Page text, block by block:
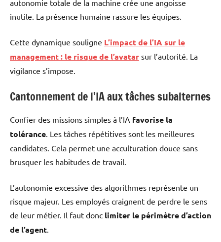
autonomie totale de la machine crée une angoisse
inutile. La présence humaine rassure les équipes.
Cette dynamique souligne L’impact de l’IA sur le
management : le risque de l’avatar sur l’autorité. La
vigilance s’impose.
Cantonnement de l’IA aux tâches subalternes
Confier des missions simples à l’IA favorise la
tolérance . Les tâches répétitives sont les meilleures
candidates. Cela permet une acculturation douce sans
brusquer les habitudes de travail.
L’autonomie excessive des algorithmes représente un
risque majeur. Les employés craignent de perdre le sens
de leur métier. Il faut donc limiter le périmètre d’action
de l’agent